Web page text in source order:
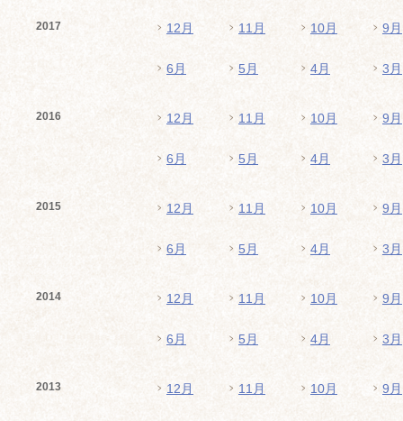
2017 12月 11月 10月 9月
6月 5月 4月 3月
2016 12月 11月 10月 9月
6月 5月 4月 3月
2015 12月 11月 10月 9月
6月 5月 4月 3月
2014 12月 11月 10月 9月
6月 5月 4月 3月
2013 12月 11月 10月 9月